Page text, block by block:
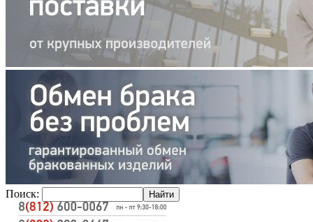
Поиск: